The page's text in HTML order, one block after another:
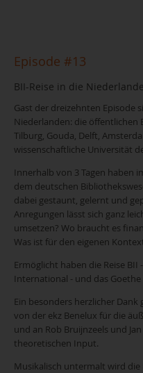
Episode #13
BII-Reise in die
Gast der dreizehnten Episode
Niederlanden: die öffentlichen
Tilburg, Gouda, Delft,
wissenschaftliche Universität
Innerhalb von 3 Tagen haben
dem deutschen
dabei gestaunt, gelernt und
Anregungen lässt sich ganz
umsetzen? Wo braucht es
Was ist für den eigenen
Ermöglicht haben die Reise
International - und das
Ein besonders herzlicher
von der ekz Benelux für die
und an Rob Bruijnzeels und
theoretischen Input.
Musikalisch untermalt wird